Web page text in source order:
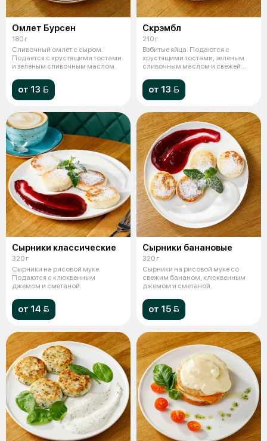
Омлет Бурсен
180 г
Сливочный омлет с сыром.
Подается с хрустящими тостами
и зеленым сливочным маслом.
от 13 
Скрэмбл
210 г
Взбитые яйца. Подаются с
хрустящими тостами, зеленым
сливочным маслом и свежей
от 13 
Сырники классические
320 г
Сырники на рисовой муке.
Подаются с клюквенным
джемом и сметаной.
от 14 
Сырники банановые
320 г
Сырники на рисовой муке со
свежим бананом, клюквенным
джемом и сметаной.
от 15 